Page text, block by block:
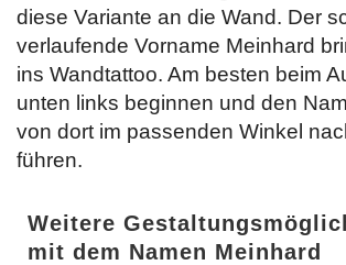
diese Variante an die Wand. Der
verlaufende Vorname Meinhard
ins Wandtattoo. Am besten beim
unten links beginnen und den
von dort im passenden Winkel
führen.
Weitere
mit dem Namen Meinhard